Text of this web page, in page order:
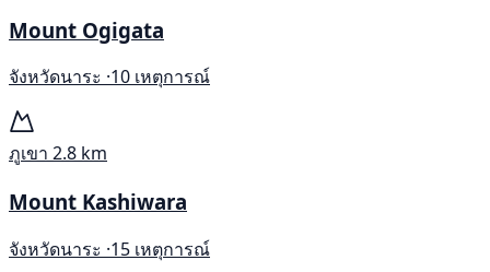
Mount Ogigata
จังหวัดนาระ ·10 เหตุการณ์
ภูเขา 2.8 km
Mount Kashiwara
จังหวัดนาระ ·15 เหตุการณ์